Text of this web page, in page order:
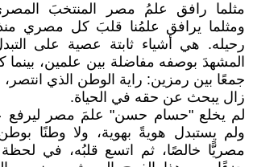
مثلما رافق علمُ مصر المنتخبَ
ومثلما يرافق علمُنا قلبَ كل مصري
رحيله. هي أشياء ثابتة عصية على
المشهدَ بوصفه مفاضلة بين علمين، بينما
جمعًا بين رمزين: راية الوطن الذي
زال يبحث عن حقه في الحياة.
لم يخلع "حسام حسن" علمَ مصر ليرفع
ولم يستبدل هويةً بهوية، ولا وطنًا
مصريًّا خالصًا، ثم اتسع قلبُه، في لحظة